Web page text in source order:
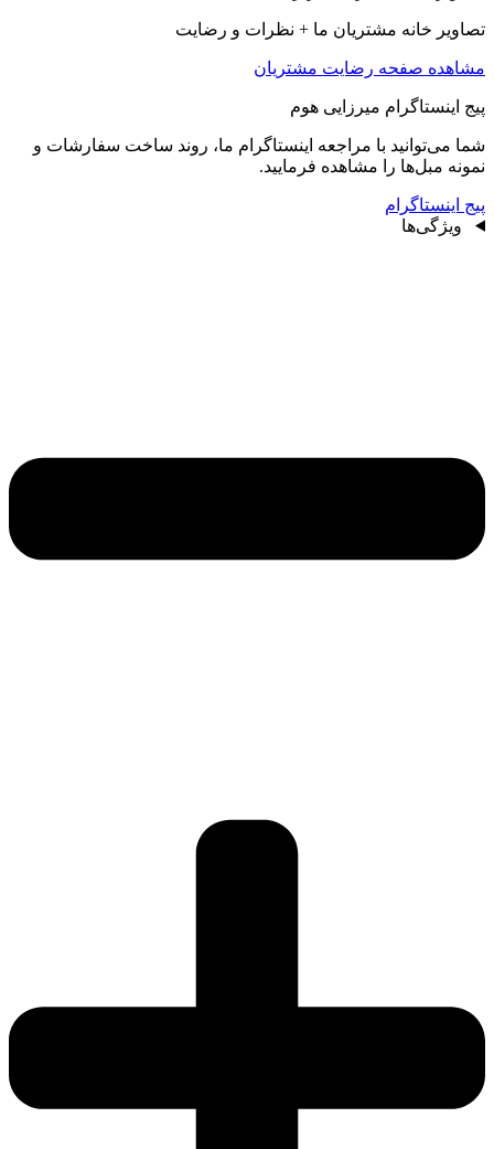
تصاویر خانه مشتریان ما + نظرات و رضایت
مشاهده صفحه رضايت مشتريان
پیج اینستاگرام میرزایی هوم
شما می‌توانید با مراجعه اینستاگرام ما، روند ساخت سفارشات و
نمونه مبل‌ها را مشاهده فرمایید.
پیج اینستاگرام
ویژگی‌ها